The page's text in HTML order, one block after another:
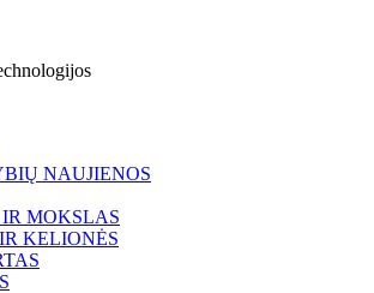
NAUJIENOS
MOKSLAS
KELIONĖS